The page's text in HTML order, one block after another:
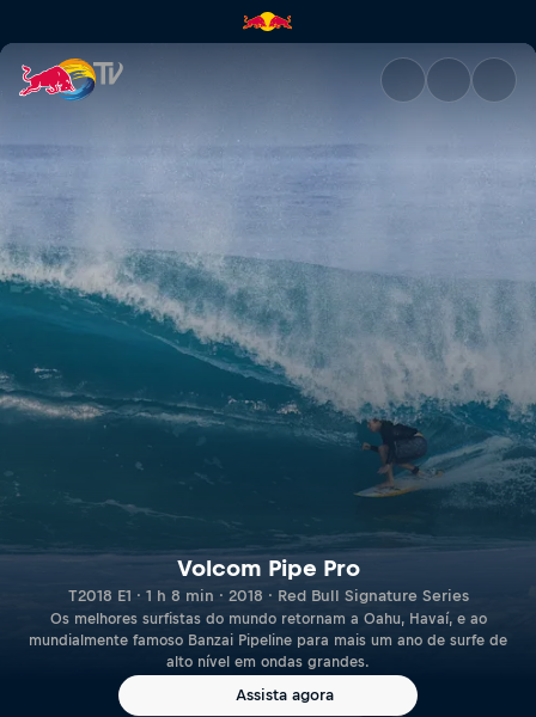
Volcom Pipe Pro | Red Bull TV
Volcom Pipe Pro
T2018 E1 · 1 h 8 min · 2018 · Red Bull Signature Series
Os melhores surfistas do mundo retornam a Oahu, Havaí, e ao
mundialmente famoso Banzai Pipeline para mais um ano de surfe de
alto nível em ondas grandes.
Assista agora